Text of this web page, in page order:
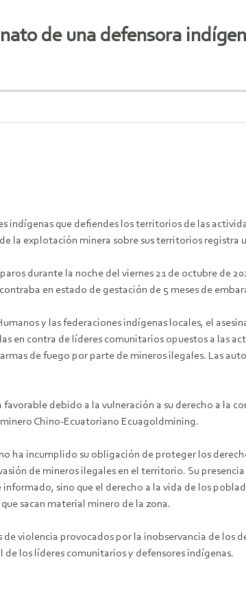
de una defensora
indígenas que defiendes los territorios de las
la explotación minera sobre sus territorios registra
durante la noche del viernes 21 de octubre de
en estado de gestación de 5 meses de
y las federaciones indígenas locales, el
en contra de líderes comunitarios opuestos a las
de fuego por parte de mineros ilegales. Las
favorable debido a la vulneración a su derecho a la
Chino-Ecuatoriano Ecuagoldmining.
ha incumplido su obligación de proteger los
de mineros ilegales en el territorio. Su
sino que el derecho a la vida de los
sacan material minero de la zona.
violencia provocados por la inobservancia de
los líderes comunitarios y defensores indígenas.